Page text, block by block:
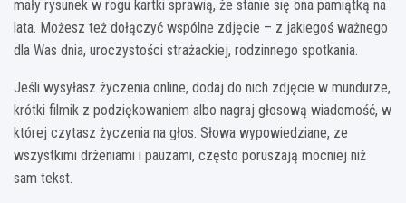
mały rysunek w rogu kartki sprawią, że stanie się ona pamiątką na
lata. Możesz też dołączyć wspólne zdjęcie – z jakiegoś ważnego
dla Was dnia, uroczystości strażackiej, rodzinnego spotkania.
Jeśli wysyłasz życzenia online, dodaj do nich zdjęcie w mundurze,
krótki filmik z podziękowaniem albo nagraj głosową wiadomość, w
której czytasz życzenia na głos. Słowa wypowiedziane, ze
wszystkimi drżeniami i pauzami, często poruszają mocniej niż
sam tekst.